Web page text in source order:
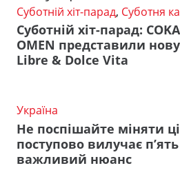
Суботній хіт-парад, Суботня
Суботній хіт-парад:
OMEN представили
Libre & Dolce Vita
Україна
Не поспішайте міняти
поступово вилучає
важливий нюанс